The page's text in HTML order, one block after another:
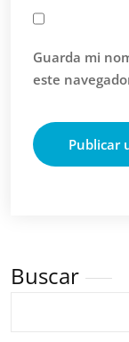
Guarda mi
este
Buscar